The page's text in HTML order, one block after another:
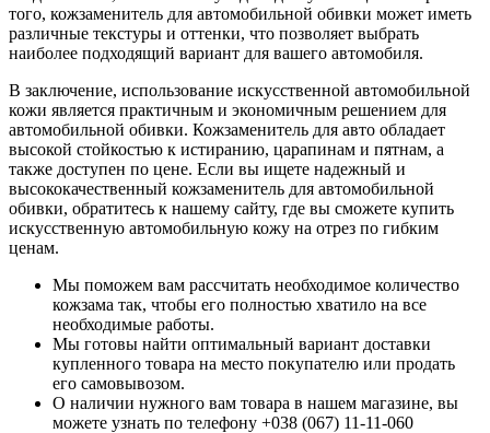
того, кожзаменитель для автомобильной обивки может иметь
различные текстуры и оттенки, что позволяет выбрать
наиболее подходящий вариант для вашего автомобиля.
В заключение, использование искусственной автомобильной
кожи является практичным и экономичным решением для
автомобильной обивки. Кожзаменитель для авто обладает
высокой стойкостью к истиранию, царапинам и пятнам, а
также доступен по цене. Если вы ищете надежный и
высококачественный кожзаменитель для автомобильной
обивки, обратитесь к нашему сайту, где вы сможете купить
искусственную автомобильную кожу на отрез по гибким
ценам.
Мы поможем вам рассчитать необходимое количество
кожзама так, чтобы его полностью хватило на все
необходимые работы.
Мы готовы найти оптимальный вариант доставки
купленного товара на место покупателю или продать
его самовывозом.
О наличии нужного вам товара в нашем магазине, вы
можете узнать по телефону +038 (067) 11-11-060